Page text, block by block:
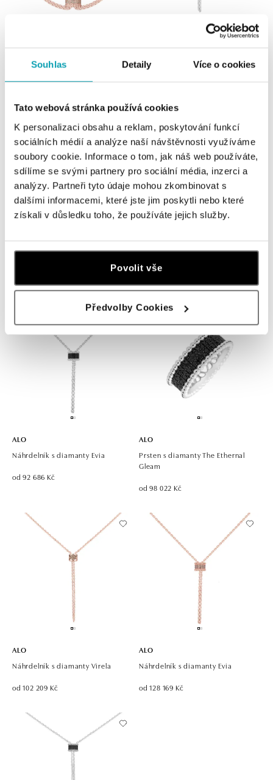
Souhlas Detaily Více o cookies
Tato webová stránka používá cookies
K personalizaci obsahu a reklam, poskytování funkcí
sociálních médií a analýze naší návštěvnosti využíváme
soubory cookie. Informace o tom, jak náš web používáte,
sdílíme se svými partnery pro sociální média, inzerci a
analýzy. Partneři tyto údaje mohou zkombinovat s
dalšími informacemi, které jste jim poskytli nebo které
získali v důsledku toho, že používáte jejich služby.
Povolit vše
Předvolby Cookies
ALO
Náhrdelník s diamanty Virela
ALO
Náhrdelník s diamanty Virela
ALO
Náhrdelník s diamanty Evia
od 92 686 Kč
ALO
Prsten s diamanty The Ethernal
Gleam
od 98 022 Kč
ALO
Náhrdelník s diamanty Virela
od 102 209 Kč
ALO
Náhrdelník s diamanty Evia
od 128 169 Kč